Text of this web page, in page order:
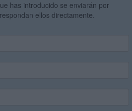
has introducido se enviarán por
ellos directamente.